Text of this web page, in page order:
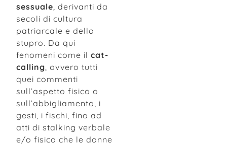
sessuale , derivanti da
secoli di cultura
patriarcale e dello
stupro. Da qui
fenomeni come il cat-
calling , ovvero tutti
quei commenti
sull’aspetto fisico o
sull’abbigliamento, i
gesti, i fischi, fino ad
atti di stalking verbale
e/o fisico che le donne